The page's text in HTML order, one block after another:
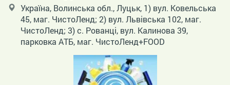
Україна, Волинська обл., Луцьк, 1) вул. Ковельська
45, маг. ЧистоЛенд; 2) вул. Львівська 102, маг.
ЧистоЛенд; 3) с. Рованці, вул. Калинова 39,
парковка АТБ, маг. ЧистоЛенд+FOOD